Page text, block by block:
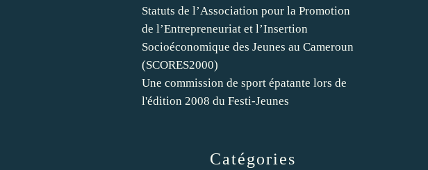
Catégories
Statuts de l’Association pour la Promotion
de l’Entrepreneuriat et l’Insertion
Socioéconomique des Jeunes au Cameroun
(SCORES2000)
Une commission de sport épatante lors de
l'édition 2008 du Festi-Jeunes